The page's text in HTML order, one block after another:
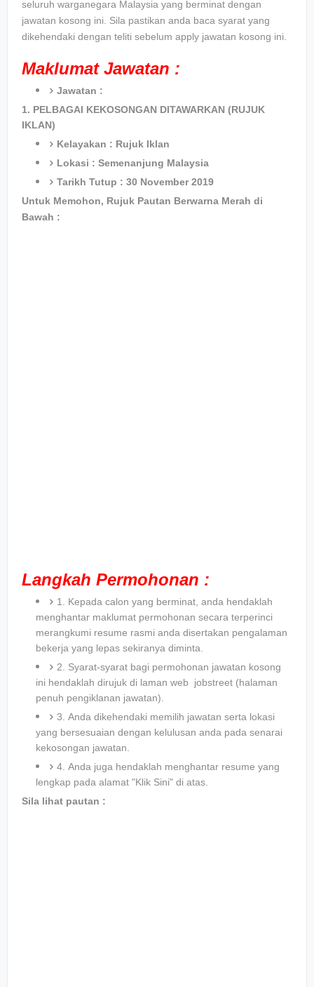
seluruh warganegara Malaysia yang berminat dengan
jawatan kosong ini. Sila pastikan anda baca syarat yang
dikehendaki dengan teliti sebelum apply jawatan kosong ini.
Maklumat Jawatan :
Jawatan :
1. PELBAGAI KEKOSONGAN DITAWARKAN (RUJUK
IKLAN)
Kelayakan : Rujuk Iklan
Lokasi : Semenanjung Malaysia
Tarikh Tutup : 30 November 2019
Untuk Memohon, Rujuk Pautan Berwarna Merah di
Bawah :
Langkah Permohonan :
1. Kepada calon yang berminat, anda hendaklah
menghantar maklumat permohonan secara terperinci
merangkumi resume rasmi anda disertakan pengalaman
bekerja yang lepas sekiranya diminta.
2. Syarat-syarat bagi permohonan jawatan kosong
ini hendaklah dirujuk di laman web jobstreet (halaman
penuh pengiklanan jawatan).
3. Anda dikehendaki memilih jawatan serta lokasi
yang bersesuaian dengan kelulusan anda pada senarai
kekosongan jawatan.
4. Anda juga hendaklah menghantar resume yang
lengkap pada alamat "Klik Sini" di atas.
Sila lihat pautan :